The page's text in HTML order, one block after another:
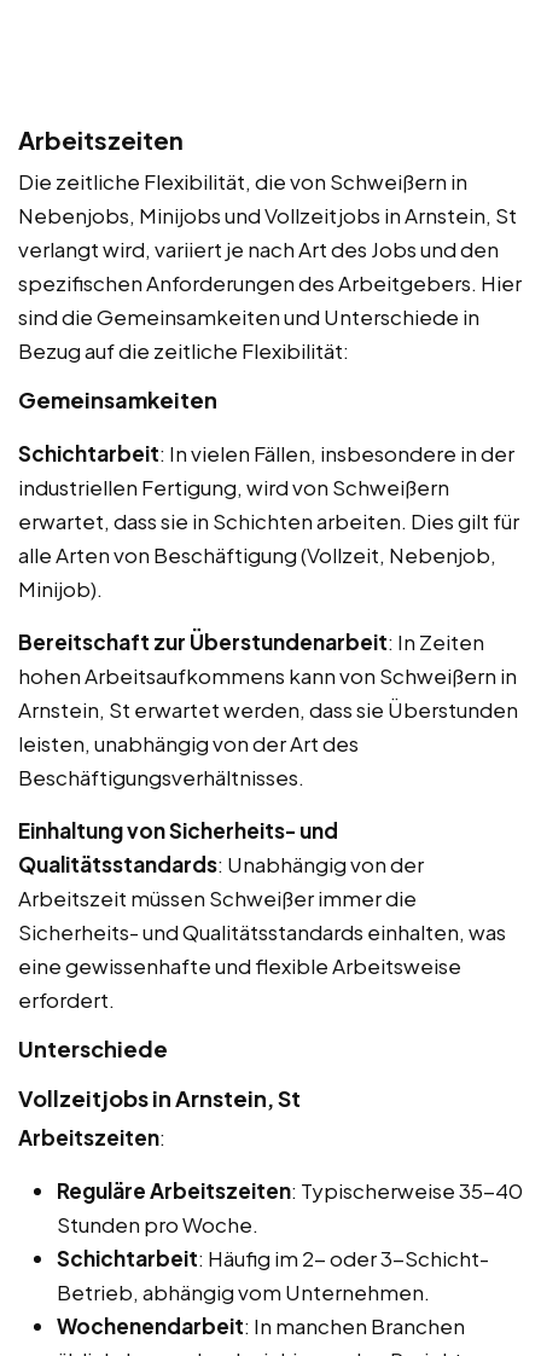
Arbeitszeiten
Die zeitliche Flexibilität, die von Schweißern in
Nebenjobs, Minijobs und Vollzeitjobs in Arnstein, St
verlangt wird, variiert je nach Art des Jobs und den
spezifischen Anforderungen des Arbeitgebers. Hier
sind die Gemeinsamkeiten und Unterschiede in
Bezug auf die zeitliche Flexibilität:
Gemeinsamkeiten
Schichtarbeit: In vielen Fällen, insbesondere in der
industriellen Fertigung, wird von Schweißern
erwartet, dass sie in Schichten arbeiten. Dies gilt für
alle Arten von Beschäftigung (Vollzeit, Nebenjob,
Minijob).
Bereitschaft zur Überstundenarbeit: In Zeiten
hohen Arbeitsaufkommens kann von Schweißern in
Arnstein, St erwartet werden, dass sie Überstunden
leisten, unabhängig von der Art des
Beschäftigungsverhältnisses.
Einhaltung von Sicherheits- und
Qualitätsstandards: Unabhängig von der
Arbeitszeit müssen Schweißer immer die
Sicherheits- und Qualitätsstandards einhalten, was
eine gewissenhafte und flexible Arbeitsweise
erfordert.
Unterschiede
Vollzeitjobs in Arnstein, St
Arbeitszeiten:
Reguläre Arbeitszeiten: Typischerweise 35-40
Stunden pro Woche.
Schichtarbeit: Häufig im 2- oder 3-Schicht-
Betrieb, abhängig vom Unternehmen.
Wochenendarbeit: In manchen Branchen